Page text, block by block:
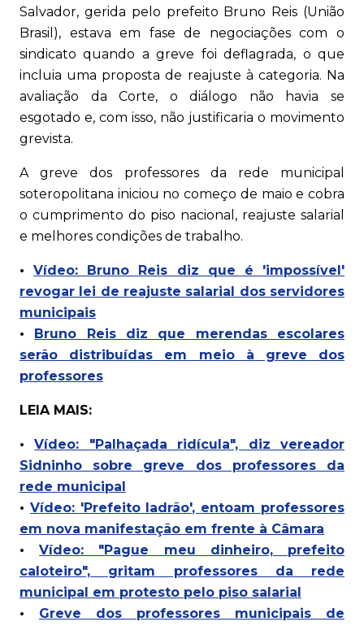
Salvador, gerida pelo prefeito Bruno Reis (União
Brasil), estava em fase de negociações com o
sindicato quando a greve foi deflagrada, o que
incluia uma proposta de reajuste à categoria. Na
avaliação da Corte, o diálogo não havia se
esgotado e, com isso, não justificaria o movimento
grevista.
A greve dos professores da rede municipal
soteropolitana iniciou no começo de maio e cobra
o cumprimento do piso nacional, reajuste salarial
e melhores condições de trabalho.
•Vídeo: Bruno Reis diz que é 'impossível'
revogar lei de reajuste salarial dos servidores
municipais
•
Bruno Reis diz que merendas escolares
serão distribuídas em meio à greve dos
professores
LEIA MAIS:
•Vídeo: "Palhaçada ridícula", diz vereador
Sidninho sobre greve dos professores da
rede municipal
• Vídeo: 'Prefeito ladrão', entoam professores
em nova manifestação em frente à Câmara
•Vídeo: "Pague meu dinheiro, prefeito
caloteiro", gritam professores da rede
municipal em protesto pelo piso salarial
• Greve dos professores municipais de